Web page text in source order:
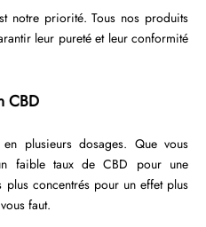
notre priorité. Tous nos produits
leur pureté et leur conformité
CBD
plusieurs dosages. Que vous
faible taux de CBD pour une
concentrés pour un effet plus
faut.